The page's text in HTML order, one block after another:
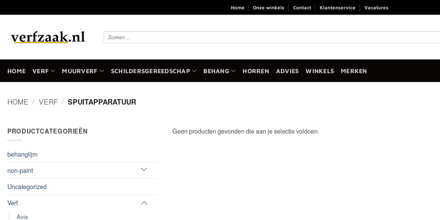
naar
Home Onze winkels Contact Klantenservice Vacatures
Zoeken
naar:
HOME VERF MUURVERF SCHILDERSGEREEDSCHAP BEHANG HORREN ADVIES WINKELS MERKEN
HOME / VERF / SPUITAPPARATUUR
PRODUCTCATEGORIEËN
behanglijm
non-paint
Uncategorized
Verf
Avis
Geen producten gevonden die aan je selectie voldoen.